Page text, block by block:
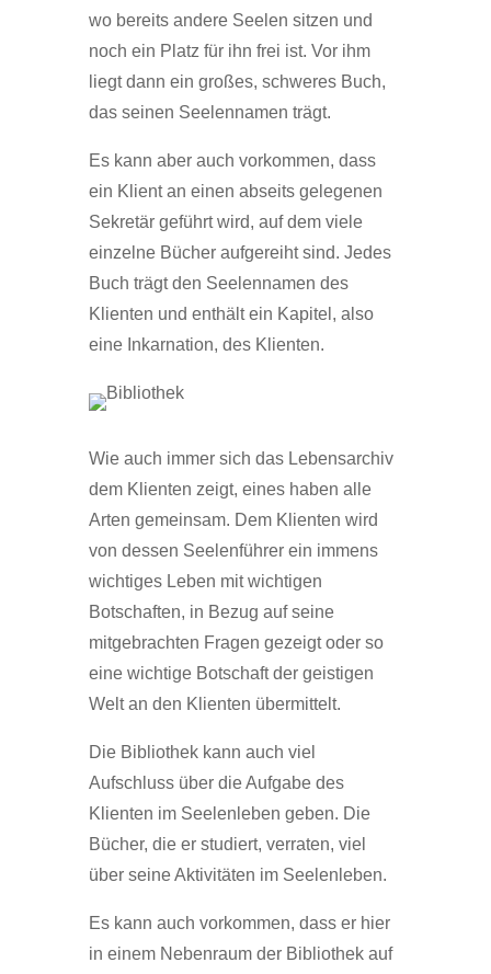
wo bereits andere Seelen sitzen und
noch ein Platz für ihn frei ist. Vor ihm
liegt dann ein großes, schweres Buch,
das seinen Seelennamen trägt.
Es kann aber auch vorkommen, dass
ein Klient an einen abseits gelegenen
Sekretär geführt wird, auf dem viele
einzelne Bücher aufgereiht sind. Jedes
Buch trägt den Seelennamen des
Klienten und enthält ein Kapitel, also
eine Inkarnation, des Klienten.
Wie auch immer sich das Lebensarchiv
dem Klienten zeigt, eines haben alle
Arten gemeinsam. Dem Klienten wird
von dessen Seelenführer ein immens
wichtiges Leben mit wichtigen
Botschaften, in Bezug auf seine
mitgebrachten Fragen gezeigt oder so
eine wichtige Botschaft der geistigen
Welt an den Klienten übermittelt.
Die Bibliothek kann auch viel
Aufschluss über die Aufgabe des
Klienten im Seelenleben geben. Die
Bücher, die er studiert, verraten, viel
über seine Aktivitäten im Seelenleben.
Es kann auch vorkommen, dass er hier
in einem Nebenraum der Bibliothek auf